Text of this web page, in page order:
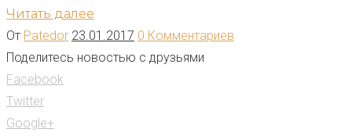
Читать далее
От Patedor 23.01.2017 0 Комментариев
Поделитесь новостью с друзьями
Facebook
Twitter
Google+